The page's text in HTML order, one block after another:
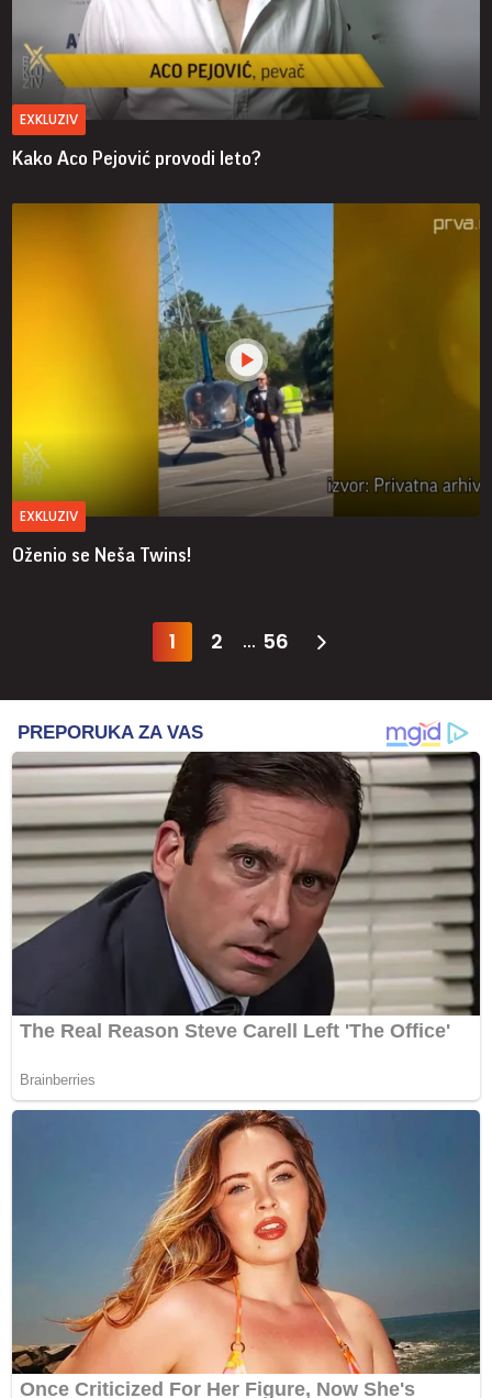
EXKLUZIV
Kako Aco Pejović provodi leto?
EXKLUZIV
Oženio se Neša Twins!
1 2 ... 56